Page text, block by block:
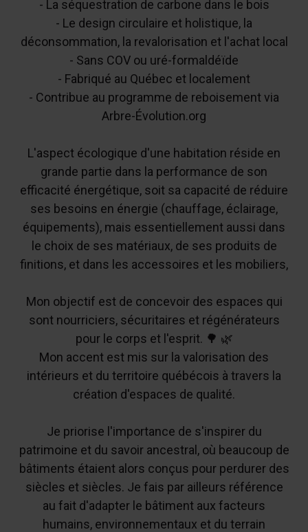
- La séquestration de carbone dans le bois
- Le design circulaire et holistique, la
déconsommation, la revalorisation et l'achat local
- Sans COV ou uré-formaldéïde
- Fabriqué au Québec et localement
- Contribue au programme de reboisement via
Arbre-Évolution.org
​L'aspect écologique d'une habitation réside en
grande partie dans la performance de son
efficacité énergétique, soit sa capacité de réduire
ses besoins en énergie (chauffage, éclairage,
équipements), mais essentiellement aussi dans
le choix de ses matériaux, de ses produits de
finitions, et dans les accessoires et les mobiliers,
Mon objectif est de concevoir des espaces qui
sont nourriciers, sécuritaires et régénérateurs
pour le corps et l'esprit. 🌳 🌿
Mon accent est mis sur la valorisation des
intérieurs et du territoire québécois à travers la
création d'espaces de qualité.
Je priorise l'importance de s'inspirer du
patrimoine et du savoir ancestral, où beaucoup de
bâtiments étaient alors conçus pour perdurer des
siècles et siècles. Je fais par ailleurs référence
au fait d'adapter le bâtiment aux facteurs
humains, environnementaux et du terrain